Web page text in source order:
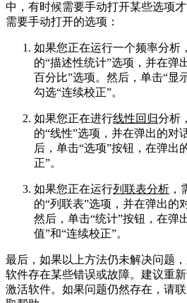
中，有时候需要手动打开某些选项
需要手动打开的选项：
如果您正在运行一个频率分析
的“描述性统计”选项，并在弹
百分比”选项。然后，单击“显
勾选“连续校正”。
如果您正在进行线性回归分析
的“线性”选项，并在弹出的对
后，单击“选项”按钮，在弹出
正”。
如果您正在运行列联表分析 ，
的“列联表”选项，并在弹出的
然后，单击“统计”按钮，在弹
值”和“连续校正”。
最后，如果以上方法仍未解决问题
软件存在某些错误或故障。建议重
激活软件。如果问题仍然存在，请